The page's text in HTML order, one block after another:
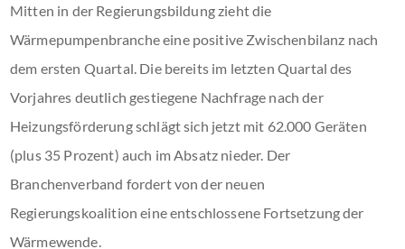
Mitten in der Regierungsbildung zieht die
Wärmepumpenbranche eine positive Zwischenbilanz nach
dem ersten Quartal. Die bereits im letzten Quartal des
Vorjahres deutlich gestiegene Nachfrage nach der
Heizungsförderung schlägt sich jetzt mit 62.000 Geräten
(plus 35 Prozent) auch im Absatz nieder. Der
Branchenverband fordert von der neuen
Regierungskoalition eine entschlossene Fortsetzung der
Wärmewende.